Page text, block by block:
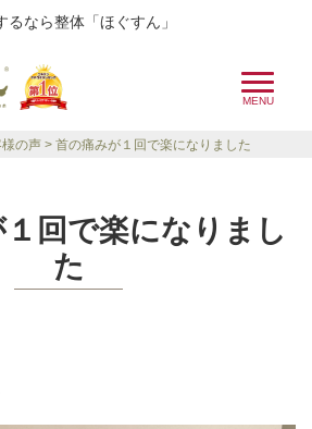
なら整体「ほぐすん」
様の声 首の痛みが１回で楽になりました
回で楽になりまし
た